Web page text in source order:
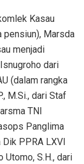
Kasau
pensiun), Marsda
menjadi
dari
(dalam rangka
M.Si., dari Staf
TNI
Panglima
PPRA LXVI
Utomo, S.H., dari